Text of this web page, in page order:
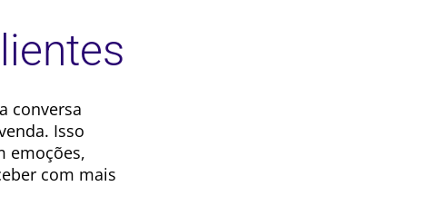
conversa
Isso
emoções,
com mais